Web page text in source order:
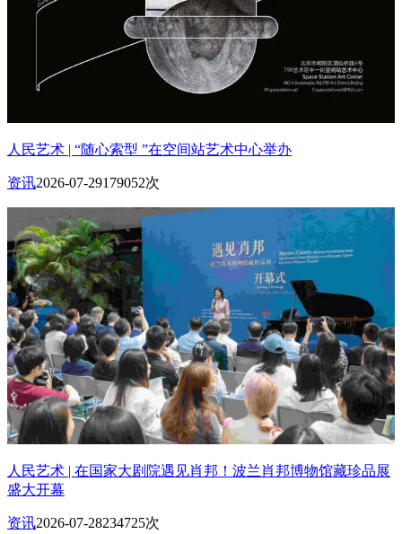
人民艺术 | “随心索型 ”在空间站艺术中心举办
资讯2026-07-29179052次
人民艺术 | 在国家大剧院遇见肖邦！波兰肖邦博物馆藏珍品展
盛大开幕
资讯2026-07-28234725次